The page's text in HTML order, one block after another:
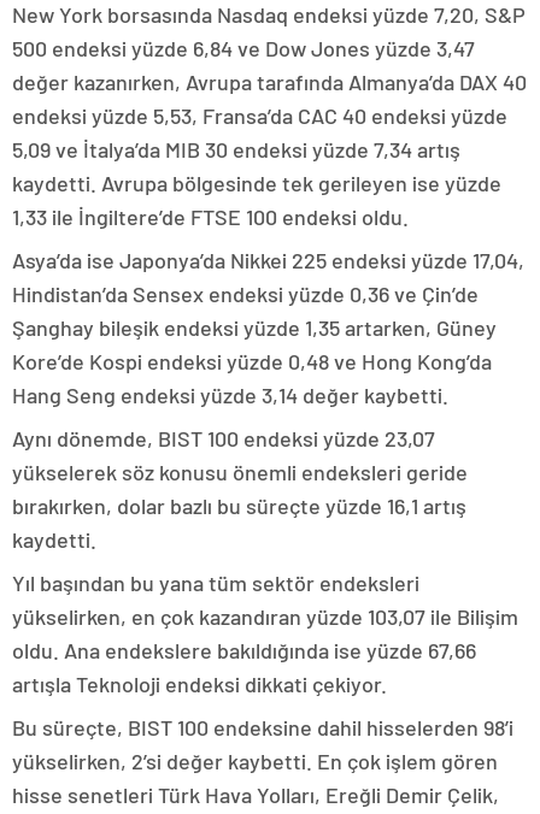
New York borsasında Nasdaq endeksi yüzde 7,20, S&P
500 endeksi yüzde 6,84 ve Dow Jones yüzde 3,47
değer kazanırken, Avrupa tarafında Almanya’da DAX 40
endeksi yüzde 5,53, Fransa’da CAC 40 endeksi yüzde
5,09 ve İtalya’da MIB 30 endeksi yüzde 7,34 artış
kaydetti. Avrupa bölgesinde tek gerileyen ise yüzde
1,33 ile İngiltere’de FTSE 100 endeksi oldu.
Asya’da ise Japonya’da Nikkei 225 endeksi yüzde 17,04,
Hindistan’da Sensex endeksi yüzde 0,36 ve Çin’de
Şanghay bileşik endeksi yüzde 1,35 artarken, Güney
Kore’de Kospi endeksi yüzde 0,48 ve Hong Kong’da
Hang Seng endeksi yüzde 3,14 değer kaybetti.
Aynı dönemde, BIST 100 endeksi yüzde 23,07
yükselerek söz konusu önemli endeksleri geride
bırakırken, dolar bazlı bu süreçte yüzde 16,1 artış
kaydetti.
Yıl başından bu yana tüm sektör endeksleri
yükselirken, en çok kazandıran yüzde 103,07 ile Bilişim
oldu. Ana endekslere bakıldığında ise yüzde 67,66
artışla Teknoloji endeksi dikkati çekiyor.
Bu süreçte, BIST 100 endeksine dahil hisselerden 98’i
yükselirken, 2’si değer kaybetti. En çok işlem gören
hisse senetleri Türk Hava Yolları, Ereğli Demir Çelik,